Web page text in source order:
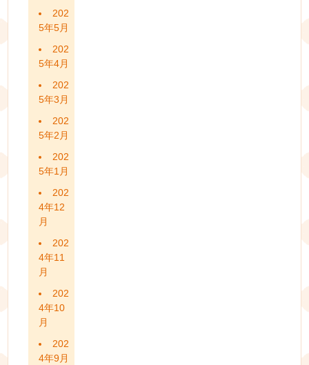
202
5年5月
202
5年4月
202
5年3月
202
5年2月
202
5年1月
202
4年12
月
202
4年11
月
202
4年10
月
202
4年9月